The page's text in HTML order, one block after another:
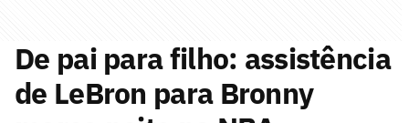
De pai para filho: assistência
de LeBron para Bronny